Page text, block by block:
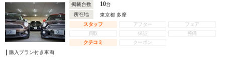
掲載台数 10台
所在地
東京都 多摩
スタッフ
アフター
フェア
買取
保証
整備
クチコミ
クーポン
購入プラン付き車両